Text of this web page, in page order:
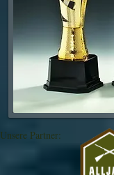
Unsere Partner: